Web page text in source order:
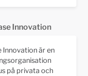
Innovation
Innovation är en
på privata och